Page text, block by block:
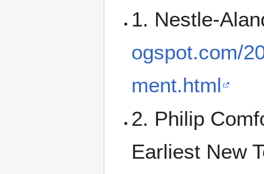
1. Nestle-
ogspot.com/
ment.html
2. Philip
Earliest New